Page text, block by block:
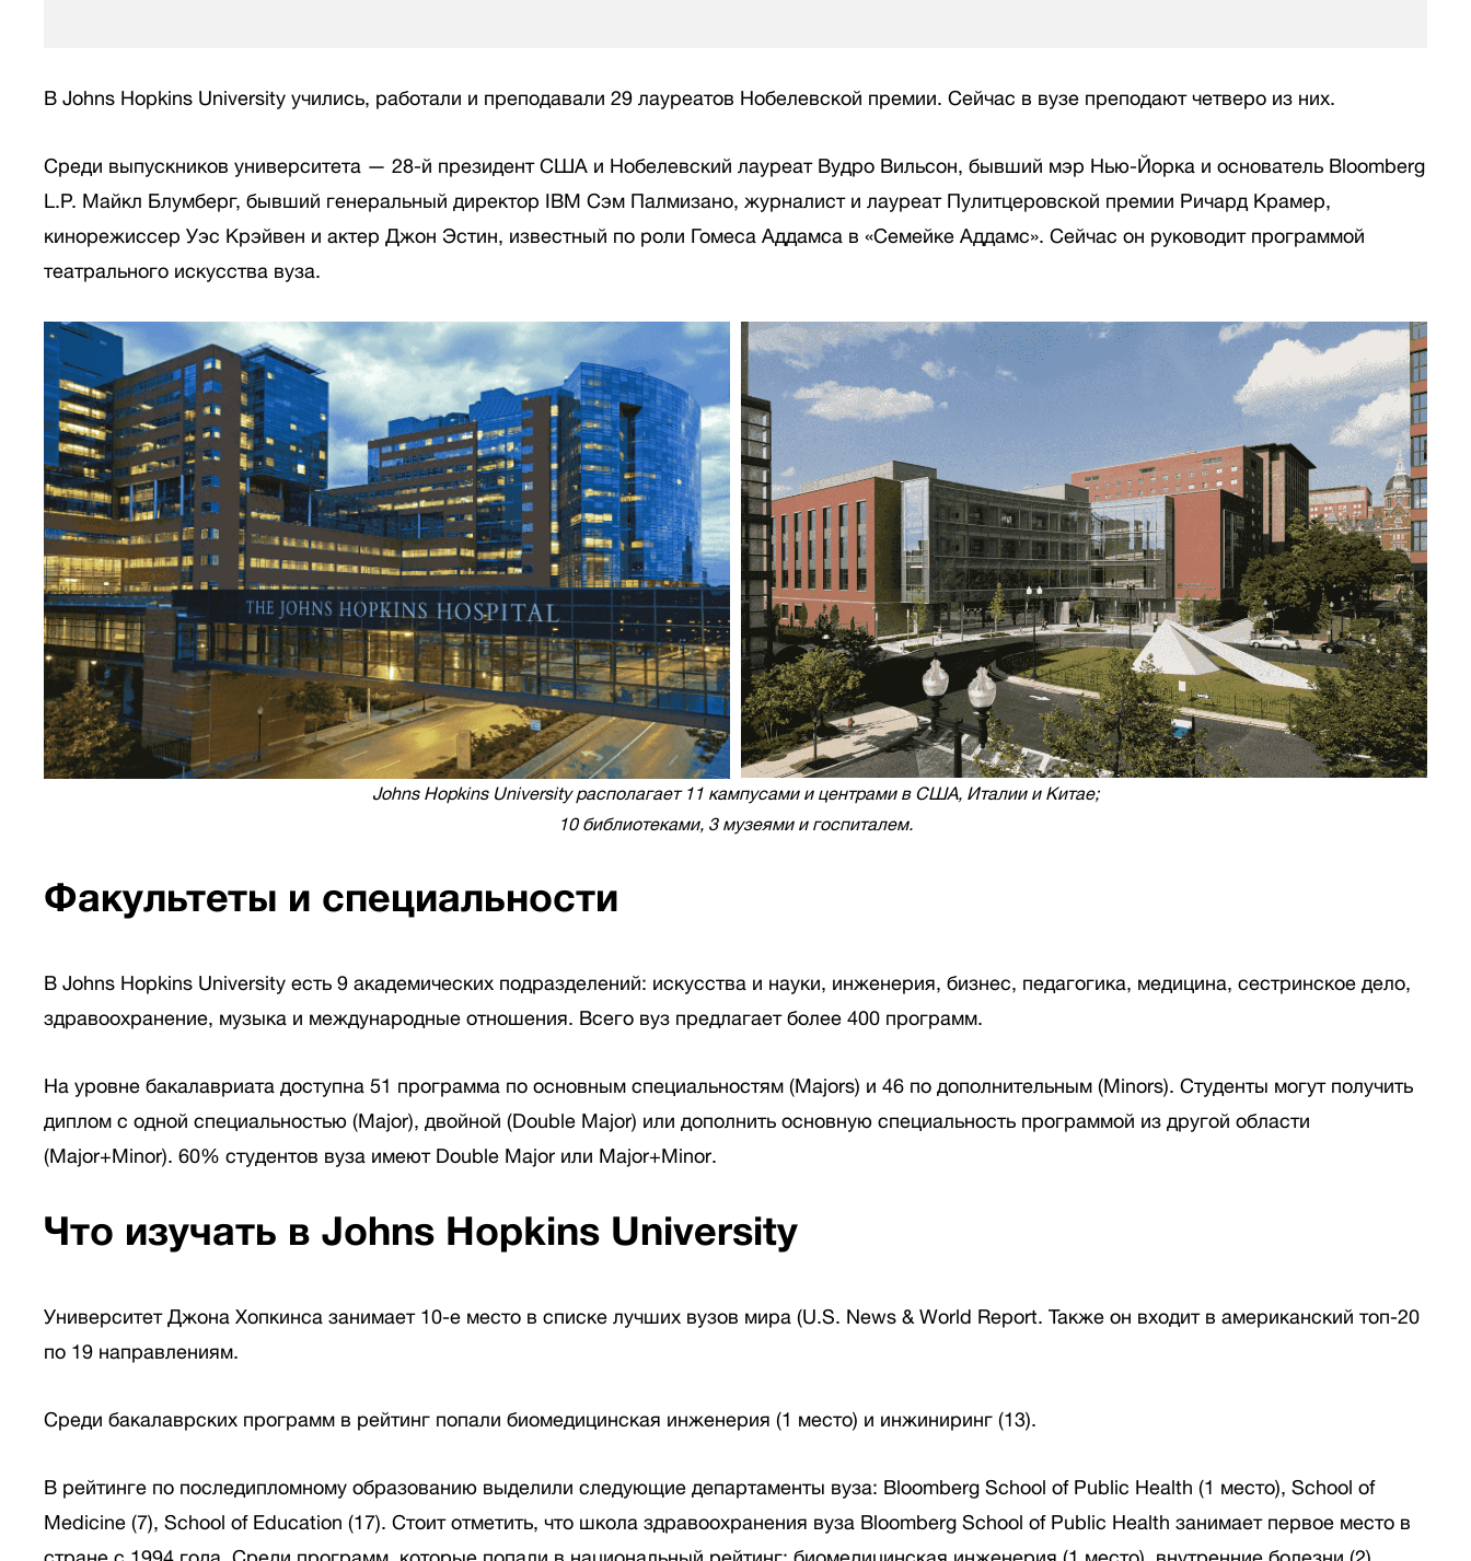
В Johns Hopkins University учились, работали и преподавали 29 лауреатов Нобелевской премии. Сейчас в вузе преподают четверо из них.
Среди выпускников университета — 28-й президент США и Нобелевский лауреат Вудро Вильсон, бывший мэр Нью-Йорка и основатель Bloomberg
L.P. Майкл Блумберг, бывший генеральный директор IBM Сэм Палмизано, журналист и лауреат Пулитцеровской премии Ричард Крамер,
кинорежиссер Уэс Крэйвен и актер Джон Эстин, известный по роли Гомеса Аддамса в «Семейке Аддамс». Сейчас он руководит программой
театрального искусства вуза.
Johns Hopkins University располагает 11 кампусами и центрами в США, Италии и Китае;
10 библиотеками, 3 музеями и госпиталем.
Факультеты и специальности
В Johns Hopkins University есть 9 академических подразделений: искусства и науки, инженерия, бизнес, педагогика, медицина, сестринское дело,
здравоохранение, музыка и международные отношения. Всего вуз предлагает более 400 программ.
На уровне бакалавриата доступна 51 программа по основным специальностям (Majors) и 46 по дополнительным (Minors). Студенты могут получить
диплом с одной специальностью (Major), двойной (Double Major) или дополнить основную специальность программой из другой области
(Major+Minor). 60% студентов вуза имеют Double Major или Major+Minor.
Что изучать в Johns Hopkins University
Университет Джона Хопкинса занимает 10-е место в списке лучших вузов мира (U.S. News & World Report. Также он входит в американский топ-20
по 19 направлениям.
Среди бакалаврских программ в рейтинг попали биомедицинская инженерия (1 место) и инжиниринг (13).
В рейтинге по последипломному образованию выделили следующие департаменты вуза: Bloomberg School of Public Health (1 место), School of
Medicine (7), School of Education (17). Стоит отметить, что школа здравоохранения вуза Bloomberg School of Public Health занимает первое место в